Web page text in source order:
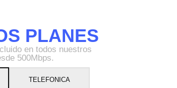
PLANES
en todos nuestros
500Mbps.
TELEFONICA